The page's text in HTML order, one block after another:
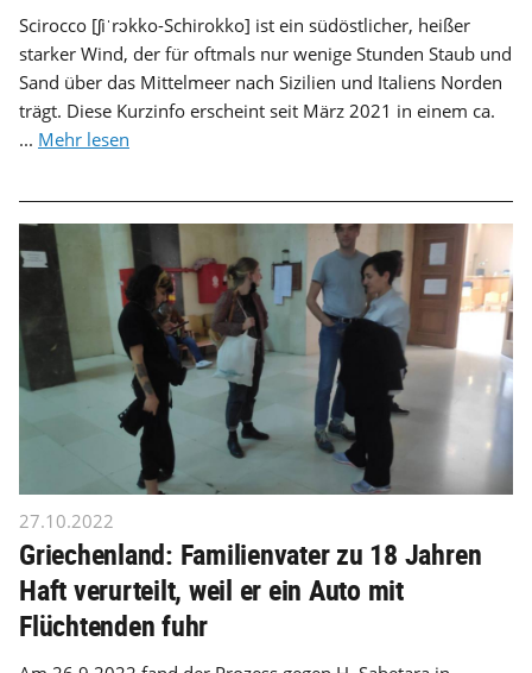
Scirocco [ʃiˈrɔkko-Schirokko] ist ein südöstlicher, heißer
starker Wind, der für oftmals nur wenige Stunden Staub und
Sand über das Mittelmeer nach Sizilien und Italiens Norden
trägt. Diese Kurzinfo erscheint seit März 2021 in einem ca.
... Mehr lesen
27.10.2022
Griechenland: Familienvater zu 18 Jahren
Haft verurteilt, weil er ein Auto mit
Flüchtenden fuhr